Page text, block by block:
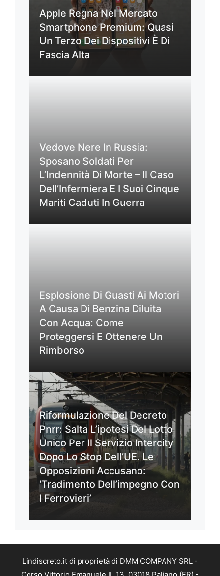
Apple Regna Nel Mercato
Smartphone Premium: Quasi
Un Terzo Dei Dispositivi È Di
Fascia Alta
Vedove Nere In Russia:
Sposano Soldati Per
L’Indennità Di Morte – Il Caso
Dell’Infermiera E I Suoi Cinque
Mariti Caduti In Guerra
Esplosione Di Guasti Ai Motori
A Causa Di Benzina Diluita
Con Acqua: Come
Proteggersi E Ottenere Un
Rimborso
Riformulazione Del Decreto
Pnrr: Salta L’ipotesi Del Lotto
Unico Per Il Servizio Intercity
Dopo Lo Stop Dell’UE. Le
Opposizioni Accusano:
‘Tradimento Dell’impegno Con
I Ferrovieri’
Lindiscreto.it di proprietà di DMM COMPANY SRL -
Corso Vittorio Emanuele II, 13, 03018 Paliano (FR) -